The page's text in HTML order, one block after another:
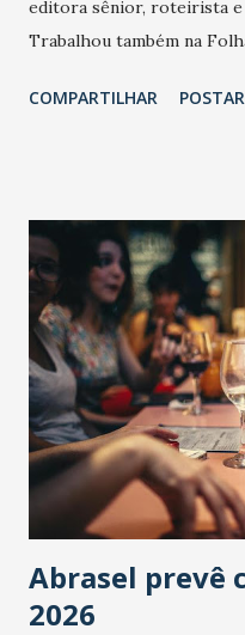
editora sênior, roteirista
Trabalhou também na
COMPARTILHAR
Abrasel prevê
2026